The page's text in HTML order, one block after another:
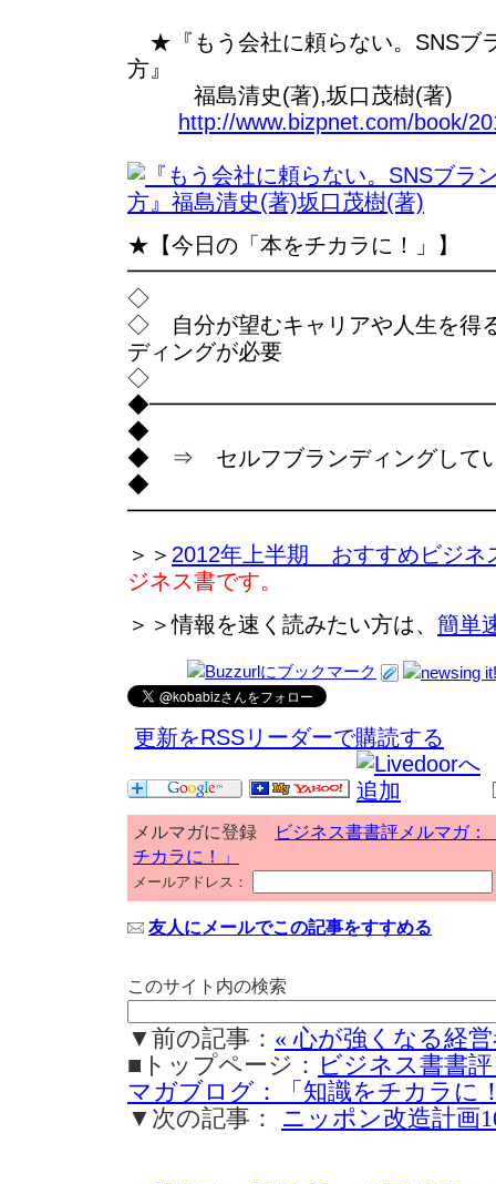
★『もう会社に頼らない。SNSブ
方』
福島清史(著),坂口茂樹(著)
http://www.bizpnet.com/book/
★【今日の「本をチカラに！」】
◇
◇ 自分が望むキャリアや人生を得
ディングが必要
◇
◆
◆ ⇒ セルフブランディングして
◆
＞＞ 2012年上半期 おすすめビジネ
ジネス書です。
＞＞情報を速く読みたい方は、 簡単
更新をRSSリーダーで購読する
メルマガに登録
ビジネス書書評メルマガ：
チカラに！」
メールアドレス：
友人にメールでこの記事をすすめる
このサイト内の検索
▼前の記事： « 心が強くなる経
■トップページ： ビジネス書書
マガブログ：「知識をチカラに
▼次の記事： ニッポン改造計画